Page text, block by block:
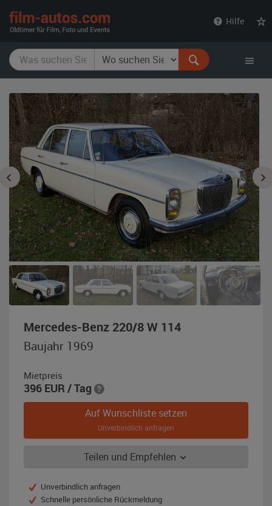
Hilfe
Mercedes-Benz 220/8 W 114,
blau
Baujahr 1969
Mietpreis
396 EUR / Tag
Auf Wunschliste setzen
Unverbindlich anfragen
Teilen und Empfehlen
Unverbindlich anfragen
Schnelle persönliche Rückmeldung